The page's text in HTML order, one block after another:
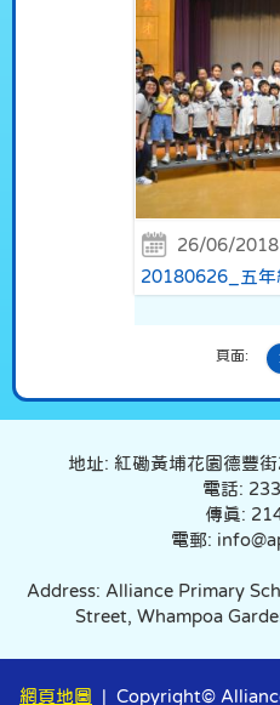
26/06/2018
20180626_五年
頁面:
地址: 紅磡黃埔花園德豐
電話:
傳真:
電郵:
Address: Alliance Primary
Street, Whampoa
網頁地圖 | Copyright©